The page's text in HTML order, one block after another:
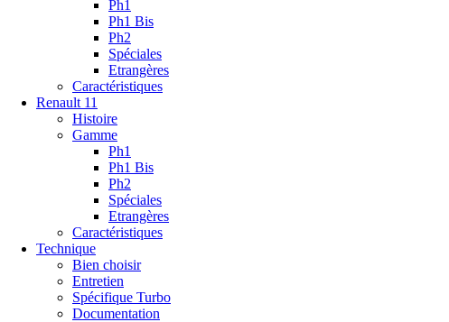
Ph1
Ph1 Bis
Ph2
Spéciales
Etrangères
Caractéristiques
Renault 11
Histoire
Gamme
Ph1
Ph1 Bis
Ph2
Spéciales
Etrangères
Caractéristiques
Technique
Bien choisir
Entretien
Spécifique Turbo
Documentation